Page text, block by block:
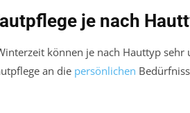
je nach
können je nach Hauttyp
an die persönlichen